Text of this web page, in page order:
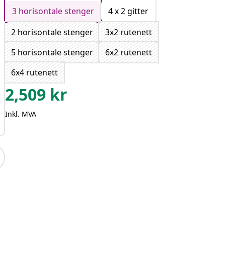
3 horisontale stenger
4 x 2 gitter
2 horisontale stenger
3x2 rutenett
5 horisontale stenger
6x2 rutenett
6x4 rutenett
2,509 kr
Inkl. MVA